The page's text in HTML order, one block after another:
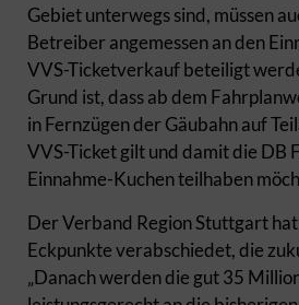
Gebiet unterwegs sind, müssen
Betreiber angemessen an den
VVS-Ticketverkauf beteiligt
Grund ist, dass ab dem
in Fernzügen der Gäubahn auf
VVS-Ticket gilt und damit die DB
Einnahme-Kuchen teilhaben
Der Verband Region Stuttgart
Eckpunkte verabschiedet, die
„Danach werden die gut 35